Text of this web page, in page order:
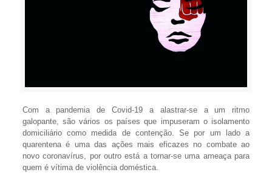
Com a pandemia de Covid-19 a alastrar-se a um ritmo
galopante, são vários os países que impuseram o isolamento
domiciliário como medida de contenção. Se por um lado a
quarentena é uma das ações mais eficazes no combate ao
novo coronavírus, por outro está a tornar-se uma ameaça para
quem é vítima de violência doméstica.